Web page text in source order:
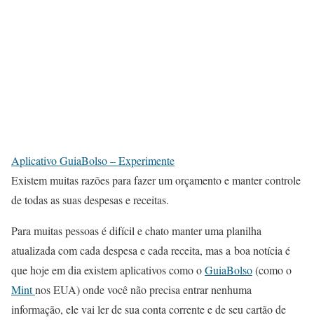
Aplicativo GuiaBolso – Experimente
Existem muitas razões para fazer um orçamento e manter controle
de todas as suas despesas e receitas.
Para muitas pessoas é difícil e chato manter uma planilha
atualizada com cada despesa e cada receita, mas a boa notícia é
que hoje em dia existem aplicativos como oGuiaBolso(como o
Mintnos EUA) onde você não precisa entrar nenhuma
informação, ele vai ler de sua conta corrente e de seu cartão de